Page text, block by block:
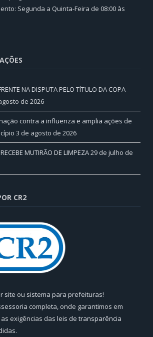
Segunda a Quinta-Feira de 08:00 às
NA DISPUTA PELO TÍTULO DA COPA
de 2026
contra a influenza e amplia ações de
3 de agosto de 2026
MUTIRÃO DE LIMPEZA29 de julho de
CR2
site ou sistema para prefeituras!
completa, onde garantimos em
exigências das leis de transparência